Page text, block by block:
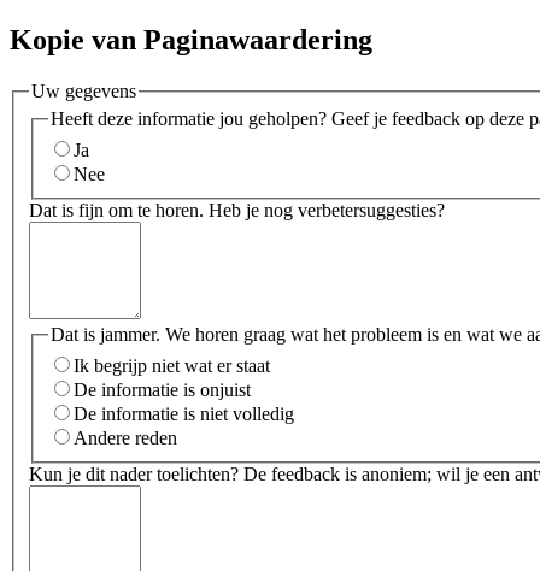
Kopie van Paginawaardering
Uw gegevens
Heeft deze informatie jou geholpen? Geef je feedback op deze
Ja
Nee
Dat is fijn om te horen. Heb je nog verbetersuggesties?
Dat is jammer. We horen graag wat het probleem is en wat we
Ik begrijp niet wat er staat
De informatie is onjuist
De informatie is niet volledig
Andere reden
Kun je dit nader toelichten? De feedback is anoniem; wil je een